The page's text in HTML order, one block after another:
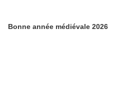
Bonne année médiévale 2026